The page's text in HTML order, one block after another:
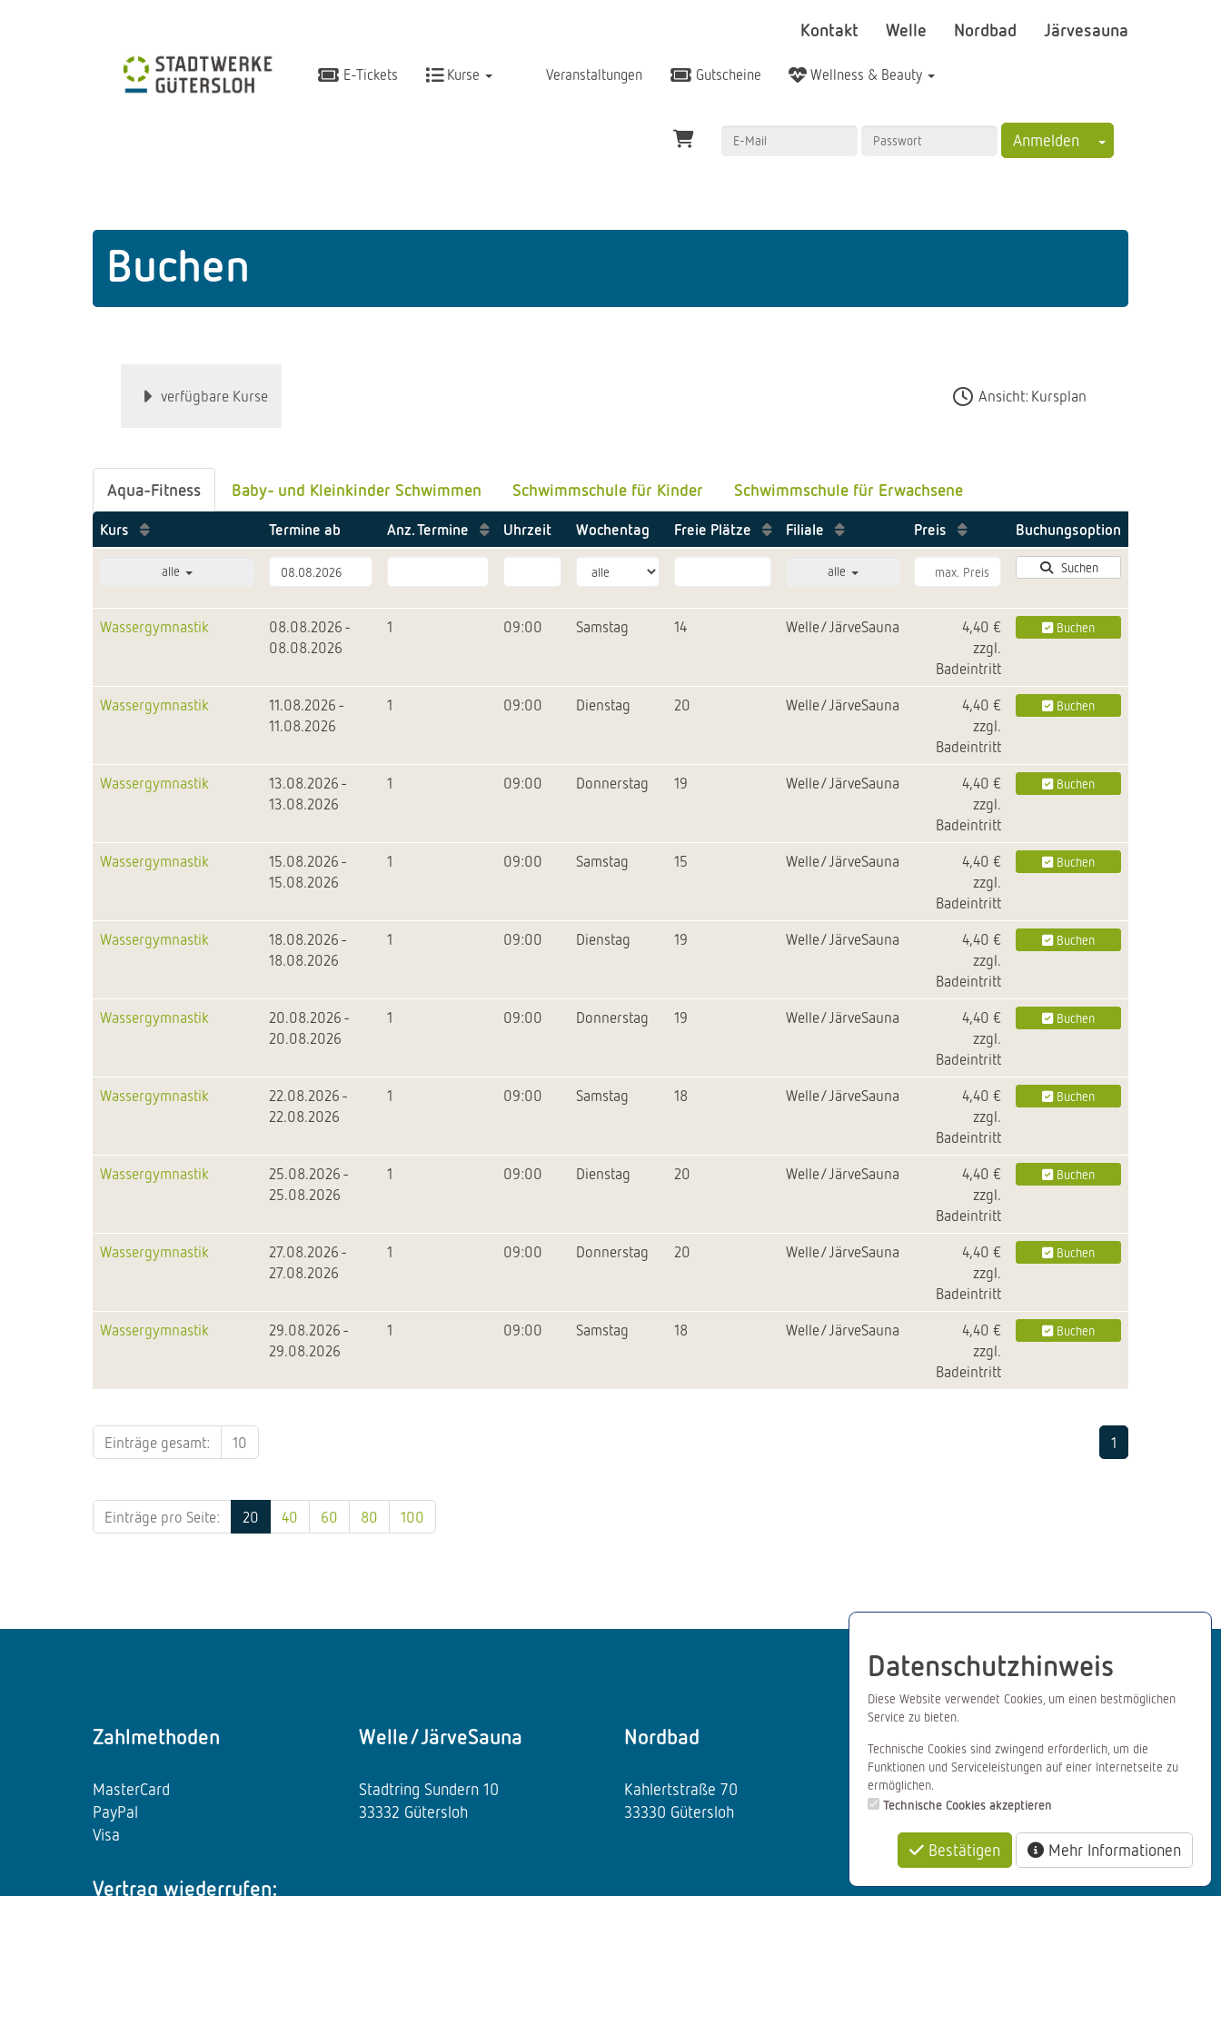
Kontakt Welle Nordbad Järvesauna
E-Tickets Kurse Veranstaltungen Gutscheine Wellness & Beauty
Anmelden Toggle Dropdown
Buchen
verfügbare Kurse Ansicht: Kursplan
Aqua-Fitness Baby- und Kleinkinder Schwimmen Schwimmschule für Kinder Schwimmschule für Erwachsene
Kurs Termine ab Anz. Termine Uhrzeit Wochentag Freie Plätze Filiale Preis Buchungsoption
alle alle Suchen
Wassergymnastik
08.08.2026 -
08.08.2026
1 09:00 Samstag 14 Welle/JärveSauna
4,40 €
zzgl.
Badeintritt
Buchen
Wassergymnastik
11.08.2026 -
11.08.2026
1 09:00 Dienstag 20 Welle/JärveSauna
4,40 €
zzgl.
Badeintritt
Buchen
Wassergymnastik
13.08.2026 -
13.08.2026
1 09:00 Donnerstag 19 Welle/JärveSauna
4,40 €
zzgl.
Badeintritt
Buchen
Wassergymnastik
15.08.2026 -
15.08.2026
1 09:00 Samstag 15 Welle/JärveSauna
4,40 €
zzgl.
Badeintritt
Buchen
Wassergymnastik
18.08.2026 -
18.08.2026
1 09:00 Dienstag 19 Welle/JärveSauna
4,40 €
zzgl.
Badeintritt
Buchen
Wassergymnastik
20.08.2026 -
20.08.2026
1 09:00 Donnerstag 19 Welle/JärveSauna
4,40 €
zzgl.
Badeintritt
Buchen
Wassergymnastik
22.08.2026 -
22.08.2026
1 09:00 Samstag 18 Welle/JärveSauna
4,40 €
zzgl.
Badeintritt
Buchen
Wassergymnastik
25.08.2026 -
25.08.2026
1 09:00 Dienstag 20 Welle/JärveSauna
4,40 €
zzgl.
Badeintritt
Buchen
Wassergymnastik
27.08.2026 -
27.08.2026
1 09:00 Donnerstag 20 Welle/JärveSauna
4,40 €
zzgl.
Badeintritt
Buchen
Wassergymnastik
29.08.2026 -
29.08.2026
1 09:00 Samstag 18 Welle/JärveSauna
4,40 €
zzgl.
Badeintritt
Buchen
1
Einträge gesamt: 10
Einträge pro Seite: 20 40 60 80 100
Zahlmethoden
MasterCard
PayPal
Visa
Welle/JärveSauna
Stadtring Sundern 10
33332 Gütersloh
Nordbad
Kahlertstraße 70
33330 Gütersloh
Facebook
Instagram
YouTube
Vertrag wiederrufen:
Datenschutzhinweis
Diese Website verwendet Cookies, um einen bestmöglichen
Service zu bieten.
Technische Cookies sind zwingend erforderlich, um die
Funktionen und Serviceleistungen auf einer Internetseite zu
ermöglichen.
Technische Cookies akzeptieren
Bestätigen Mehr Informationen